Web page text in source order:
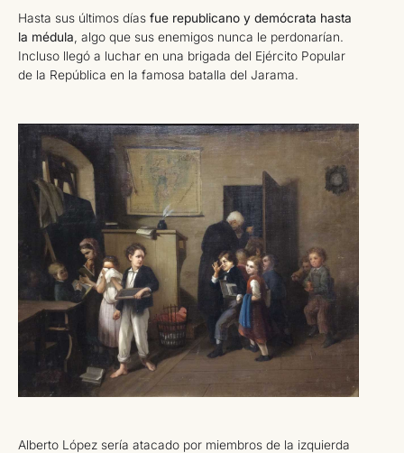
Hasta sus últimos días fue republicano y demócrata hasta
la médula, algo que sus enemigos nunca le perdonarían.
Incluso llegó a luchar en una brigada del Ejército Popular
de la República en la famosa batalla del Jarama.
Alberto López sería atacado por miembros de la izquierda